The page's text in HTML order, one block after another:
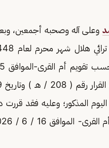
وعلى آله وصحبه أجمعين،
شهر محرم لعام 1448هـ مساء اليوم المذكور؛